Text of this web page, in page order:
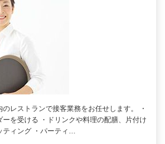
のレストランで接客業務をお任せします。 ・
ーを受ける ・ドリンクや料理の配膳、片付け
ティング ・パーティ…